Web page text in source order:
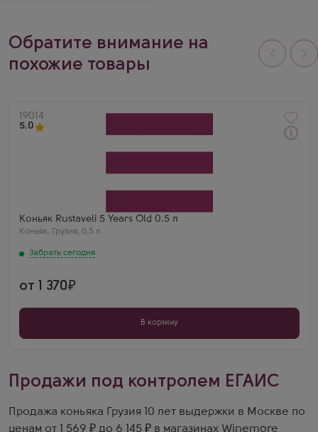
Обратите внимание на
похожие товары
Артикул
19014
5.0
Коньяк Rustaveli 5 Years Old 0.5 л
Коньяк, Грузия, 0,5 л
Забрать сегодня
Регион
Кахетия
Выдержка
5 лет
Олег Волков
ваниль, лёгкая дубовая нота. Отлично раскрылся в
бокале. Удивил за такую цену.
от 1 370
В корзину
Продажи под контролем ЕГАИС
Продажа коньяка Грузия 10 лет выдержки в Москве по
ценам от 1 569 ₽ до 6 145 ₽ в магазинах Winemore